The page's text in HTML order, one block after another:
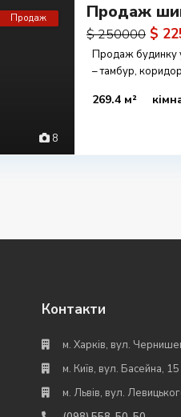
8
Продаж Продаж
$ 250000 $
Продаж будинку
– тамбур,
269.4 м²
Контакти
м. Харків, вул.
м. Київ, вул. Басейна, 15
м. Львів, вул.